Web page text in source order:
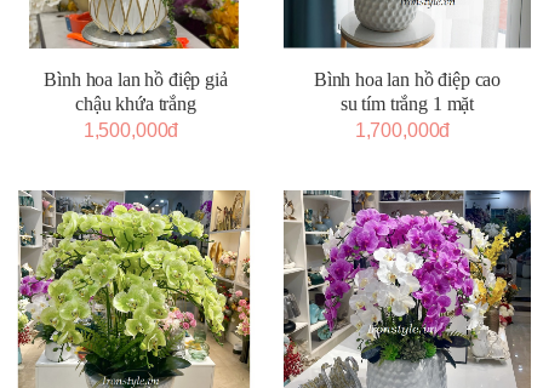
Bình hoa lan hồ điệp giả
chậu khứa trắng
1,500,000đ
Bình hoa lan hồ điệp cao
su tím trắng 1 mặt
1,700,000đ